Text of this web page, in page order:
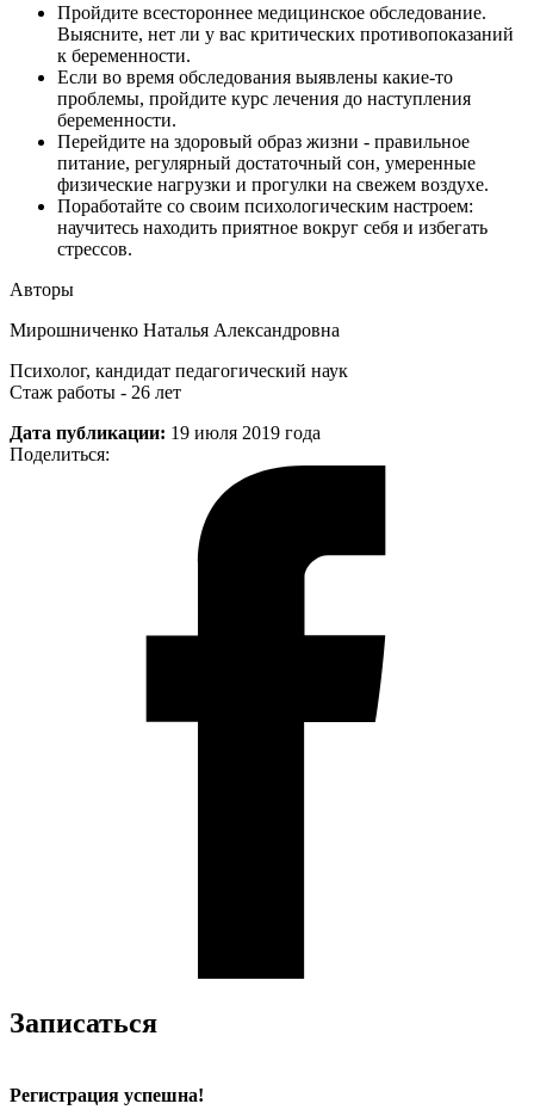
Пройдите всестороннее медицинское обследование.
Выясните, нет ли у вас критических противопоказаний
к беременности.
Если во время обследования выявлены какие-то
проблемы, пройдите курс лечения до наступления
беременности.
Перейдите на здоровый образ жизни - правильное
питание, регулярный достаточный сон, умеренные
физические нагрузки и прогулки на свежем воздухе.
Поработайте со своим психологическим настроем:
научитесь находить приятное вокруг себя и избегать
стрессов.
Авторы
Мирошниченко Наталья Александровна
Психолог, кандидат педагогический наук
Стаж работы - 26 лет
Дата публикации: 19 июля 2019 года
Поделиться:
Записаться
Регистрация успешна!